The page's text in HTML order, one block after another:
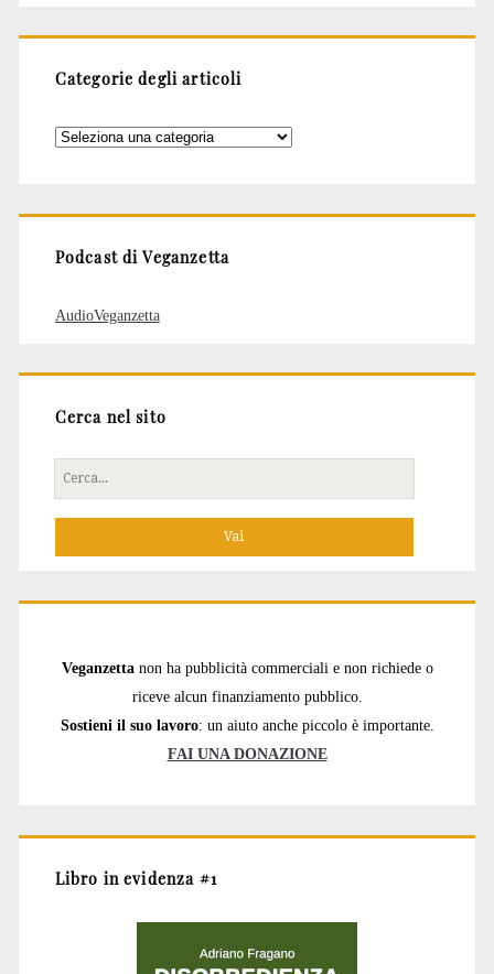
Categorie degli articoli
Categorie
Podcast di Veganzetta
AudioVeganzetta
Cerca nel sito
Cerca
per:
Veganzetta non ha pubblicità commerciali e non richiede o
riceve alcun finanziamento pubblico.
Sostieni il suo lavoro: un aiuto anche piccolo è importante.
FAI UNA DONAZIONE
Libro in evidenza #1